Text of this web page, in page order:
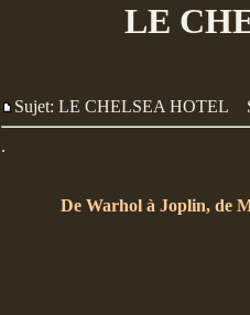
LE
Sujet: LE CHELSEA HOTEL
.
De Warhol à Joplin, de